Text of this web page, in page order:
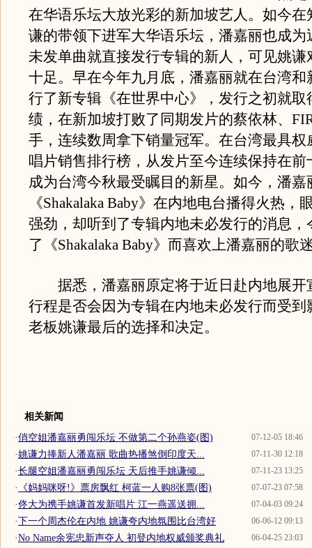
在华语乐坛大放光彩的新加坡艺人。如今在
谦的带领下进军大华语乐坛，潘嘉丽也成为
未发单曲就直接发行专辑的新人，可见姚谦
十足。早在今年九月底，潘嘉丽就在台湾和
行了新专辑《在世界中心》，发行之初就取
绩，在新加坡打败了同期发片的蔡依林、
手，连续数周拿下销量冠军。在台湾最具权
唱片销售排行榜，从发片至今连续保持在前
成为台湾今秋最受瞩目的新星。如今，潘嘉
《Shakalaka Baby》在内地电台播得火热，
强劲，却听到了专辑内地未必发行的消息，
了《Shakalaka Baby》而喜欢上潘嘉丽的歌
据悉，潘嘉丽原定将于近日赴内地展开
行程是否会因为专辑在内地未必发行而受到
老板姚谦最后的选择和决定。
相关新闻
07-12-05 18:46
·俏空姐潘嘉丽勇闯乐坛 不做第二个孙燕姿(图)
07-11-30 12:18
·姚谦力捧新人潘嘉丽 歌曲热播煞倒印度天...
07-11-23 13:25
·长腿空姐潘嘉丽勇闯乐坛 天后推手姚谦倾...
07-07-23 07:58
· 《妈妈咪呀!》票房飘红 柯蓝一人购8张票(图)
07-04-03 09:24
·佟大为携手姚谦首发新唱片 江一燕遥送拥...
06-06-12 09:13
·下一个周杰伦在内地 姚谦夸内地氛围比台湾好
06-04-25 23:03
·No Name余宪忠新声夺人 初登内地权威颁奖典礼